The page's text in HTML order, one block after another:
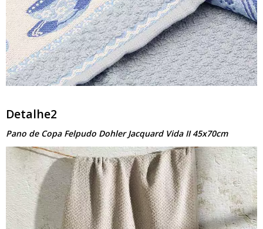
Detalhe2
Pano de Copa Felpudo Dohler Jacquard Vida II 45x70cm